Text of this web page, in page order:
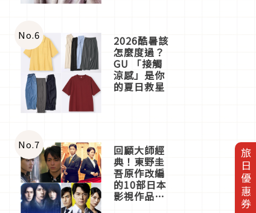
旅日優惠券
No.6 2026酷暑該
怎麼度過？
GU 「接觸
涼感」是你
的夏日救星
No.7 回顧大師經
典！東野圭
吾原作改編
的10部日本
影視作品推